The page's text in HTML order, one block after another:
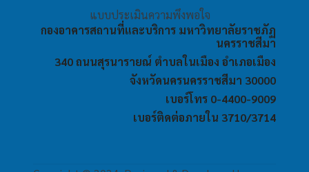
แบบประเมินความพึงพอใจ
กองอาคารสถานที่และบริการ มหาวิทยาลัยราชภัฏ
นครราชสีมา
340 ถนนสุรนารายณ์ ตำบลในเมือง อำเภอเมือง
จังหวัดนครนครราชสีมา 30000
เบอร์โทร 0-4400-9009
เบอร์ติดต่อภายใน 3710/3714